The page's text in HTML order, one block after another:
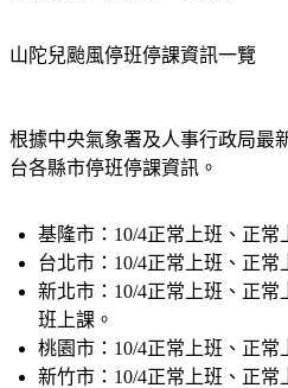
山陀兒颱風停班停課資訊一覽
根據中央氣象署及人事行政局最
台各縣市停班停課資訊。
基隆市： 10/4正常上班、正常
台北市： 10/4正常上班、正常
新北市： 10/4正常上班、正常
班上課。
桃園市： 10/4正常上班、正常
新竹市： 10/4正常上班、正常